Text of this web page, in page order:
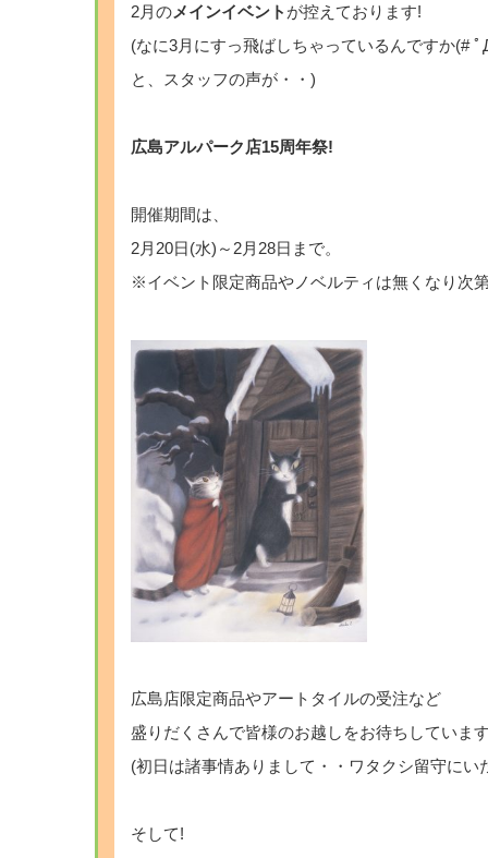
2月のメインイベント が控えております!
(なに3月にすっ飛ばしちゃっているんですか(# ﾟ
と、スタッフの声が・・)
広島アルパーク店15周年祭!
開催期間は、
2月20日(水)～2月28日まで。
※イベント限定商品やノベルティは無くなり次
広島店限定商品やアートタイルの受注など
盛りだくさんで皆様のお越しをお待ちしていま
(初日は諸事情ありまして・・ワタクシ留守にい
そして!